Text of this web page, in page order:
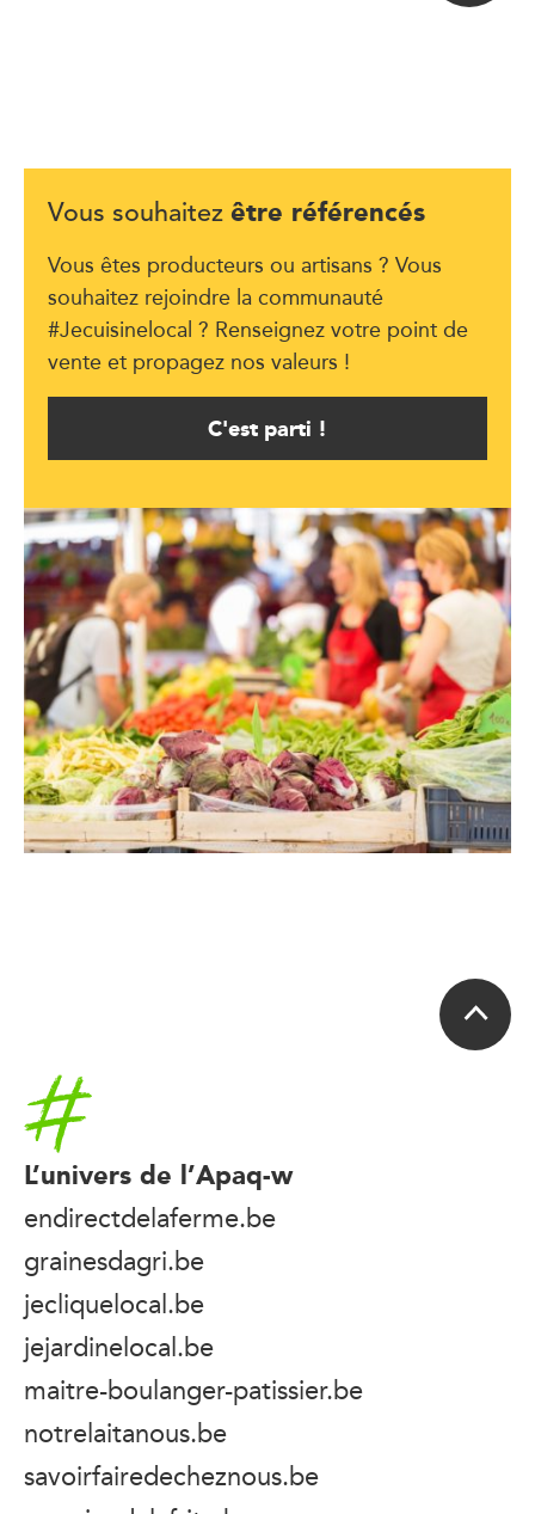
Vous souhaitez être référencés
Vous êtes producteurs ou artisans ? Vous
souhaitez rejoindre la communauté
#Jecuisinelocal ? Renseignez votre point de
vente et propagez nos valeurs !
C'est parti !
Accueil
L’univers de l’Apaq-w
endirectdelaferme.be
grainesdagri.be
jecliquelocal.be
jejardinelocal.be
maitre-boulanger-patissier.be
notrelaitanous.be
savoirfairedecheznous.be